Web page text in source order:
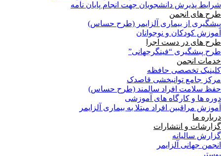
شرایط پذیرش دانشجویان جهت انجام پایان نامه
طرح های انجمن
پیشگیری از بیماری آلزایمر (طرح حساس)
آموزش کودکان و نوجوانان
طرح های در دست اجرا
طرح پبشگیری “فینگرجهانی”
خدمات انجمن
کلینیک تخصصی حافظه
مرکز جامع توانبخشی قاصدک
حفظ سلامت افراد سالمند (طرح حساس)
دوره ها و کارگاه های آموزشی
آموزش مراقبین افراد مبتلا به بیماری آلزایمر
درباره ما
گزارشات و انتشارات
گزارش سالیانه
انجمن جهانی آلزایمر
پوستر